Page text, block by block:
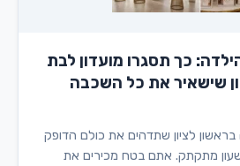
כך תסגרו מועדון לבת
שישאיר את כל השכבה
לציון שתדהים את כולם הדופק
מתקתק. אתם בטח מכירים את